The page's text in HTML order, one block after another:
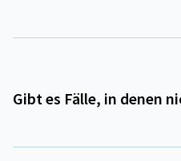
Gibt es Fälle, in denen